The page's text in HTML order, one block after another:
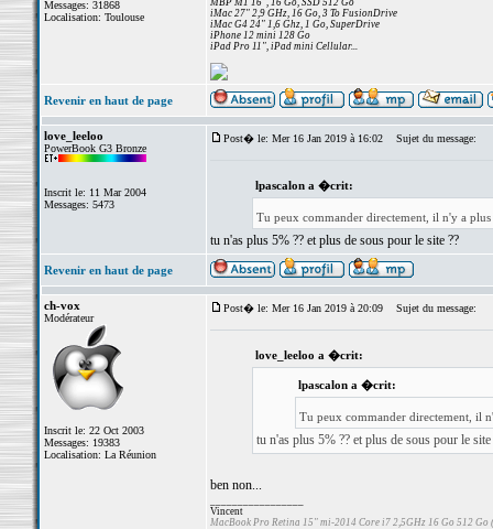
Messages: 31868
Localisation: Toulouse
MBP M1 16", 16 Go, SSD 512 Go
iMac 27" 2,9 GHz, 16 Go, 3 To FusionDrive
iMac G4 24" 1,6 Ghz, 1 Go, SuperDrive
iPhone 12 mini 128 Go
iPad Pro 11", iPad mini Cellular...
Revenir en haut de page
love_leeloo
PowerBook G3 Bronze
Inscrit le: 11 Mar 2004
Messages: 5473
Post� le: Mer 16 Jan 2019 à 16:02 Sujet du message:
lpascalon a �crit:
Tu peux commander directement, il n'y a
tu n'as plus 5% ?? et plus de sous pour le site ??
Revenir en haut de page
ch-vox
Modérateur
Inscrit le: 22 Oct 2003
Messages: 19383
Localisation: La Réunion
Post� le: Mer 16 Jan 2019 à 20:09 Sujet du message:
love_leeloo a �crit:
lpascalon a �crit:
Tu peux commander directement, il
tu n'as plus 5% ?? et plus de sous pour le site
ben non...
Vincent
MacBook Pro Retina 15" mi-2014 Core i7 2,5GHz 16 Go 512 Go